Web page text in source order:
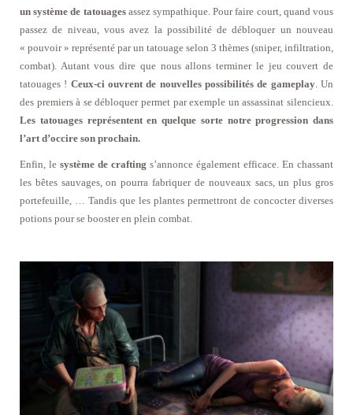
un système de tatouagesassez sympathique. Pour faire court, quand vous
passez de niveau, vous avez la possibilité de débloquer un nouveau
« pouvoir » représenté par un tatouage selon 3 thèmes (sniper, infiltration,
combat). Autant vous dire que nous allons terminer le jeu couvert de
tatouages ! Ceux-ci ouvrent de nouvelles possibilités de gameplay. Un
des premiers à se débloquer permet par exemple un assassinat silencieux.
Les tatouages représentent en quelque sorte notre progression dans
l’art d’occire son prochain.
Enfin, le système de crafting s’annonce également efficace. En chassant
les bêtes sauvages, on pourra fabriquer de nouveaux sacs, un plus gros
portefeuille, … Tandis que les plantes permettront de concocter diverses
potions pour se booster en plein combat.